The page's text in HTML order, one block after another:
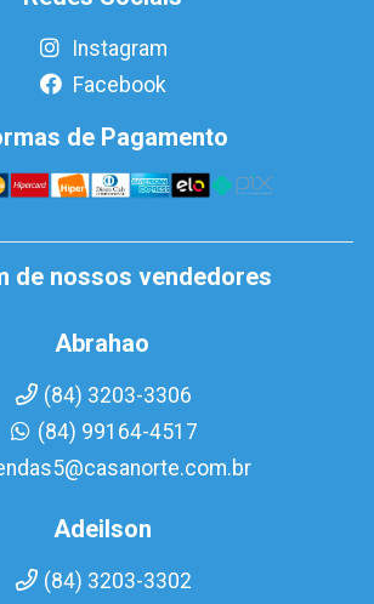
Instagram
Facebook
de Pagamento
de nossos vendedores
Abrahao
(84) 3203-3306
(84) 99164-4517
Adeilson
(84) 3203-3302